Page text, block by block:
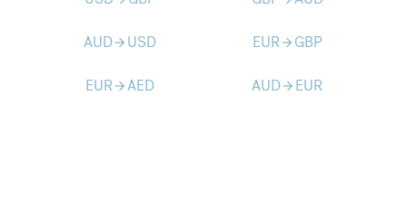
AUDarrow_forward USD EURarrow_forward GBP
EURarrow_forwardAED AUDarrow_forward EUR